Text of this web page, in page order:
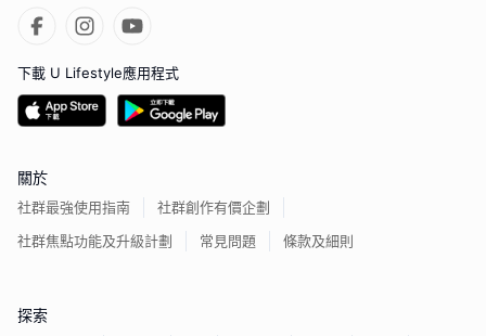
下載 U Lifestyle應用程式
關於
社群最強使用指南
社群創作有價企劃
社群焦點功能及升級計劃
常見問題 條款及細則
探索